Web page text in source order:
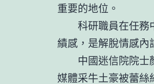
重要的地位。
科研職員在任務
績感，是解脫情感內
中國迷信院院士
媒體采牛土豪被蕾絲